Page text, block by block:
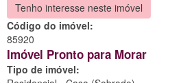
Tenho interesse neste imóvel
Código do imóvel:
85920
Imóvel Pronto para Morar
Tipo de imóvel: